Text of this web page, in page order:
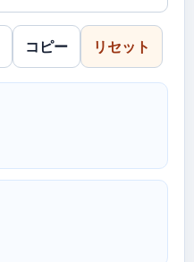
コピー リセット